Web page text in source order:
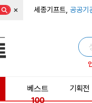
× 세종기프트, 공공기
베스트
100
기획전